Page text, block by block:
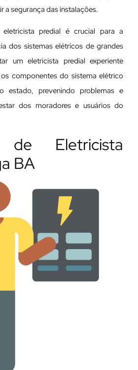
a segurança das instalações.
predial é crucial para a
dos sistemas elétricos de grandes
um eletricista predial experiente
componentes do sistema elétrico
estado, prevenindo problemas e
dos moradores e usuários do
de Eletricista
BA